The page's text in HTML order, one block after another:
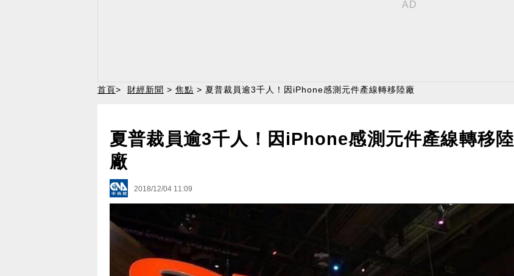
首頁> 財經新聞 > 焦點 > 夏普裁員逾3千人！因iPhone感測元件產線轉移陸廠
夏普裁員逾3千人！因iPhone感測元件產線轉移陸
廠
2018/12/04 11:09